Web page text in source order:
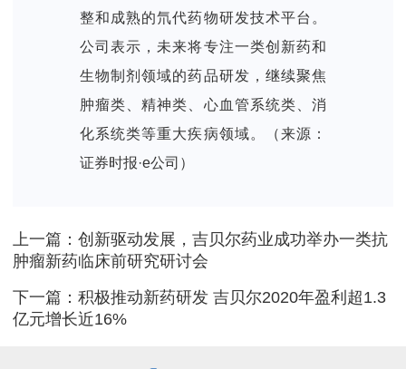
整和成熟的氘代药物研发技术平台。
公司表示，未来将专注一类创新药和
生物制剂领域的药品研发，继续聚焦
肿瘤类、精神类、心血管系统类、消
化系统类等重大疾病领域。（来源：
证券时报·e公司）
上一篇：创新驱动发展，吉贝尔药业成功举办一类抗
肿瘤新药临床前研究研讨会
下一篇：积极推动新药研发 吉贝尔2020年盈利超1.3
亿元增长近16%